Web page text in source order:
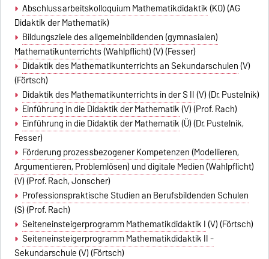
Abschlussarbeitskolloquium Mathematikdidaktik(KO) (AG
Didaktik der Mathematik)
Bildungsziele des allgemeinbildenden (gymnasialen)
Mathematikunterrichts(Wahlpflicht) (V) (Fesser)
Didaktik des Mathematikunterrichts an Sekundarschulen(V)
(Förtsch)
Didaktik des Mathematikunterrichts in der S II(V) (Dr. Pustelnik)
Einführung in die Didaktik der Mathematik(V) (Prof. Rach)
Einführung in die Didaktik der Mathematik(Ü) (Dr. Pustelnik,
Fesser)
Förderung prozessbezogener Kompetenzen (Modellieren,
Argumentieren, Problemlösen) und digitale Medien(Wahlpflicht)
(V) (Prof. Rach, Jonscher)
Professionspraktische Studien an Berufsbildenden Schulen
(S) (Prof. Rach)
Seiteneinsteigerprogramm Mathematikdidaktik I(V) (Förtsch)
Seiteneinsteigerprogramm Mathematikdidaktik II -
Sekundarschule(V) (Förtsch)